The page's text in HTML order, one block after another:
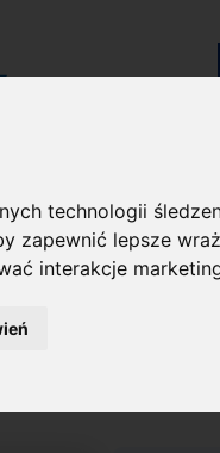
technologii
zapewnić lepsze
interakcje
O laureacie